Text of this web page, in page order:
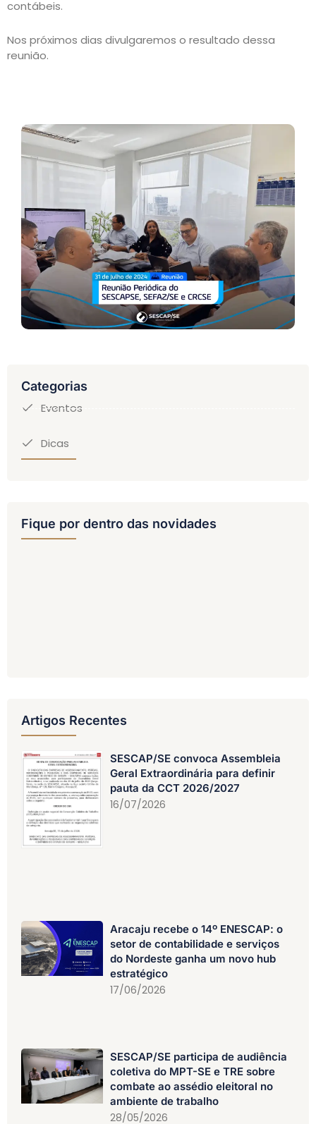
contábeis.
Nos próximos dias divulgaremos o resultado dessa
reunião.
Categorias
Eventos
Dicas
Fique por dentro das novidades
Artigos Recentes
SESCAP/SE convoca Assembleia
Geral Extraordinária para definir
pauta da CCT 2026/2027
16/07/2026
Aracaju recebe o 14º ENESCAP: o
setor de contabilidade e serviços
do Nordeste ganha um novo hub
estratégico
17/06/2026
SESCAP/SE participa de audiência
coletiva do MPT-SE e TRE sobre
combate ao assédio eleitoral no
ambiente de trabalho
28/05/2026